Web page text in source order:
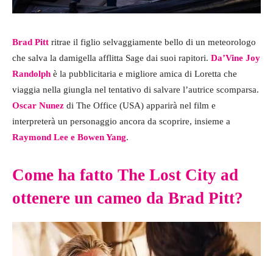
Brad Pitt ritrae il figlio selvaggiamente bello di un meteorologo
che salva la damigella afflitta Sage dai suoi rapitori. Da’Vine Joy
Randolph è la pubblicitaria e migliore amica di Loretta che
viaggia nella giungla nel tentativo di salvare l’autrice scomparsa.
Oscar Nunez di The Office (USA) apparirà nel film e
interpreterà un personaggio ancora da scoprire, insieme a
Raymond Lee e Bowen Yang.
Come ha fatto The Lost City ad
ottenere un cameo da Brad Pitt?